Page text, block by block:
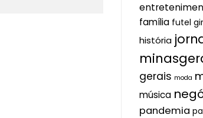
família futel
história
gerais moda
música
pandemia